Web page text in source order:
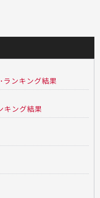
ランキング結果
キング結果